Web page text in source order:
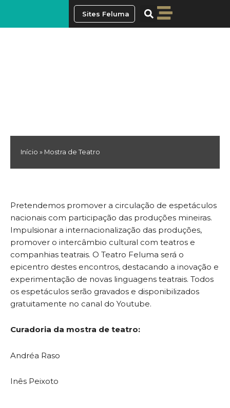
o
Sites Feluma
Início » Mostra de Teatro
Pretendemos promover a circulação de espetáculos
nacionais com participação das produções mineiras.
Impulsionar a internacionalização das produções,
promover o intercâmbio cultural com teatros e
companhias teatrais. O Teatro Feluma será o
epicentro destes encontros, destacando a inovação e
experimentação de novas linguagens teatrais. Todos
os espetáculos serão gravados e disponibilizados
gratuitamente no canal do Youtube.
Curadoria da mostra de teatro:
Andréa Raso
Inês Peixoto